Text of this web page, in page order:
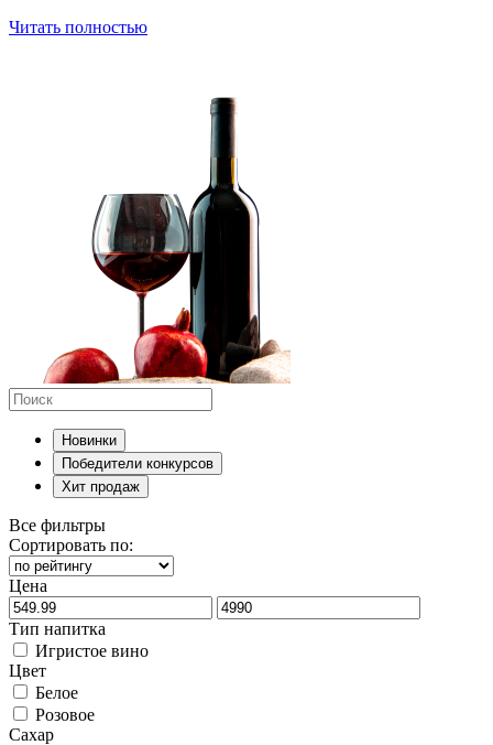
Читать полностью
Новинки
Победители конкурсов
Хит продаж
Все фильтры
Сортировать по:
Цена
Тип напитка
Игристое вино
Цвет
Белое
Розовое
Сахар